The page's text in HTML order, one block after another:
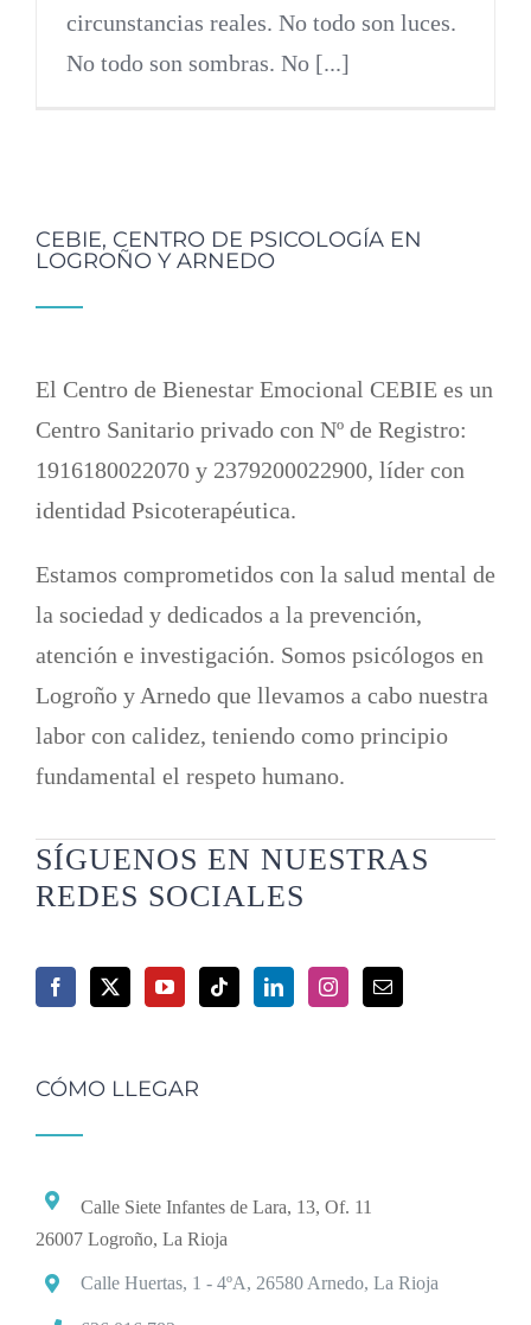
circunstancias reales. No todo son luces.
No todo son sombras. No [...]
CEBIE, CENTRO DE PSICOLOGÍA EN
LOGROÑO Y ARNEDO
El Centro de Bienestar Emocional CEBIE es un
Centro Sanitario privado con Nº de Registro:
1916180022070 y 2379200022900, líder con
identidad Psicoterapéutica.
Estamos comprometidos con la salud mental de
la sociedad y dedicados a la prevención,
atención e investigación. Somos psicólogos en
Logroño y Arnedo que llevamos a cabo nuestra
labor con calidez, teniendo como principio
fundamental el respeto humano.
SÍGUENOS EN NUESTRAS
REDES SOCIALES
CÓMO LLEGAR
Calle Siete Infantes de Lara, 13, Of. 11
26007 Logroño, La Rioja
Calle Huertas, 1 - 4ºA, 26580 Arnedo, La Rioja